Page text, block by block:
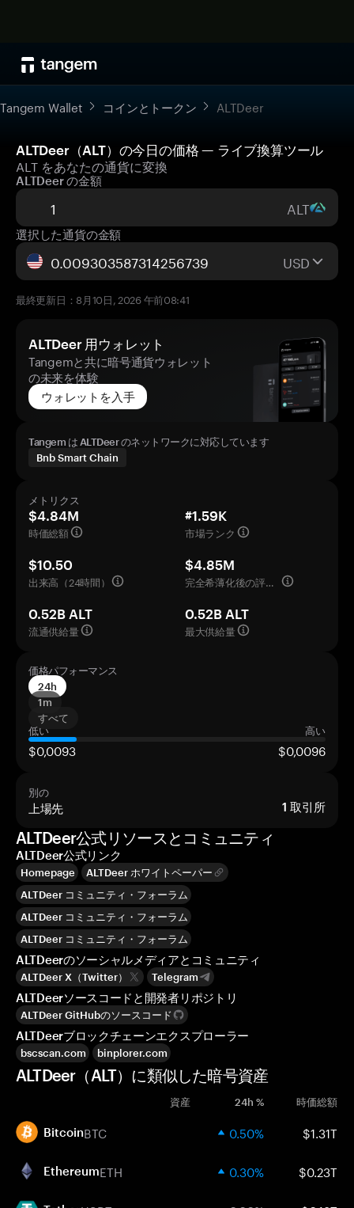
Tangem Wallet コインとトークン ALTDeer
ALTDeer（ALT）の今日の価格 — ライブ換算ツール
ALT をあなたの通貨に変換
ALTDeer の金額
ALT
選択した通貨の金額
USD
最終更新日：8月10日, 2026 午前08:41
ALTDeer 用ウォレット
Tangemと共に暗号通貨ウォレット
の未来を体験
ウォレットを入手
Tangem は ALTDeer のネットワークに対応しています
Bnb Smart Chain
メトリクス
$4.84M
時価総額
#1.59K
市場ランク
$10.50
出来高（24時間）
$4.85M
完全希薄化後の評価額
0.52B ALT
流通供給量
0.52B ALT
最大供給量
価格パフォーマンス
24h
1m
すべて
低い
高い
$0,0093 $0,0096
別の
上場先 1 取引所
ALTDeer公式リソースとコミュニティ
ALTDeer公式リンク
Homepage
ALTDeer ホワイトペーパー
ALTDeer コミュニティ・フォーラム
ALTDeer コミュニティ・フォーラム
ALTDeer コミュニティ・フォーラム
ALTDeerのソーシャルメディアとコミュニティ
ALTDeer X（Twitter） Telegram
ALTDeerソースコードと開発者リポジトリ
ALTDeer GitHubのソースコード
ALTDeerブロックチェーンエクスプローラー
bscscan.com binplorer.com
ALTDeer（ALT）に類似した暗号資産
資産 24h % 時価総額
BitcoinBTC 0.50% $1.31T
EthereumETH 0.30% $0.23T